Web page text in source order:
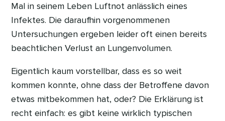
Mal in seinem Leben Luftnot anlässlich eines
Infektes. Die daraufhin vorgenommenen
Untersuchungen ergeben leider oft einen bereits
beachtlichen Verlust an Lungenvolumen.
Eigentlich kaum vorstellbar, dass es so weit
kommen konnte, ohne dass der Betroffene davon
etwas mitbekommen hat, oder? Die Erklärung ist
recht einfach: es gibt keine wirklich typischen